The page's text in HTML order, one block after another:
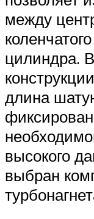
между
цилиндра.
длина
высокого
выбран